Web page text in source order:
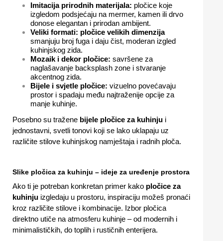
Imitacija prirodnih materijala: pločice koje
izgledom podsjećaju na mermer, kamen ili drvo
donose elegantan i prirodan ambijent.
Veliki formati: pločice velikih dimenzija
smanjuju broj fuga i daju čist, moderan izgled
kuhinjskog zida.
Mozaik i dekor pločice: savršene za
naglašavanje backsplash zone i stvaranje
akcentnog zida.
Bijele i svjetle pločice: vizuelno povećavaju
prostor i spadaju među najtraženije opcije za
manje kuhinje.
Posebno su tražene bijele pločice za kuhinju i
jednostavni, svetli tonovi koji se lako uklapaju uz
različite stilove kuhinjskog namještaja i radnih ploča.
Slike pločica za kuhinju – ideje za uređenje prostora
Ako ti je potreban konkretan primer kako pločice za
kuhinju izgledaju u prostoru, inspiraciju možeš pronaći
kroz različite stilove i kombinacije. Izbor pločica
direktno utiče na atmosferu kuhinje – od modernih i
minimalističkih, do toplih i rustičnih enterijera.